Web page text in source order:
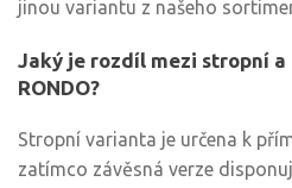
jinou variantu z našeho
Jaký je rozdíl mezi stropní a
RONDO?
Stropní varianta je určena k
zatímco závěsná verze